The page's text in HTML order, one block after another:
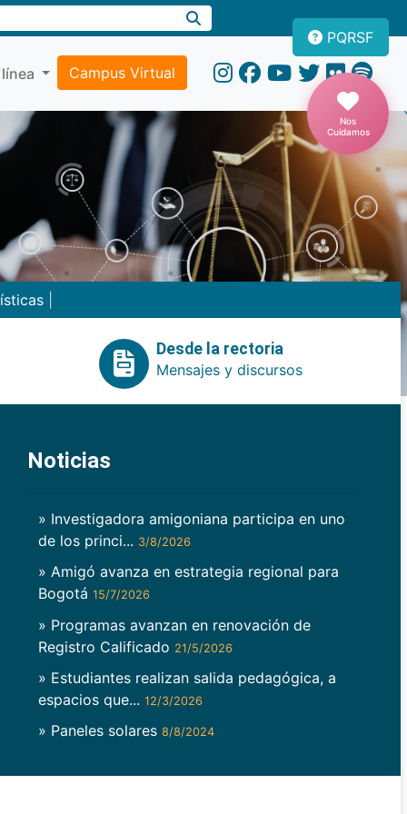
Campus Virtual
PQRSF
Nos
Cuidamos
Desde la rectoria
Mensajes y discursos
Noticias
» Investigadora amigoniana participa en uno
de los princi... 3/8/2026
» Amigó avanza en estrategia regional para
Bogotá 15/7/2026
» Programas avanzan en renovación de
Registro Calificado 21/5/2026
» Estudiantes realizan salida pedagógica, a
espacios que... 12/3/2026
» Paneles solares 8/8/2024